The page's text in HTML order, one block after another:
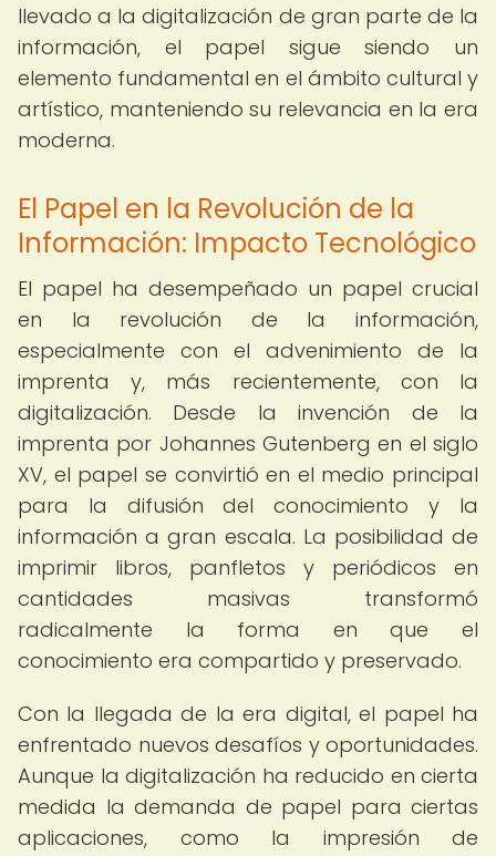
llevado a la digitalización de gran parte de la
información, el papel sigue siendo un
elemento fundamental en el ámbito cultural y
artístico, manteniendo su relevancia en la era
moderna.
El Papel en la Revolución de la
Información: Impacto Tecnológico
El papel ha desempeñado un papel crucial
en la revolución de la información,
especialmente con el advenimiento de la
imprenta y, más recientemente, con la
digitalización. Desde la invención de la
imprenta por Johannes Gutenberg en el siglo
XV, el papel se convirtió en el medio principal
para la difusión del conocimiento y la
información a gran escala. La posibilidad de
imprimir libros, panfletos y periódicos en
cantidades masivas transformó
radicalmente la forma en que el
conocimiento era compartido y preservado.
Con la llegada de la era digital, el papel ha
enfrentado nuevos desafíos y oportunidades.
Aunque la digitalización ha reducido en cierta
medida la demanda de papel para ciertas
aplicaciones, como la impresión de